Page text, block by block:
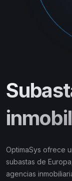
OptimaSys ofrece
subastas de
agencias